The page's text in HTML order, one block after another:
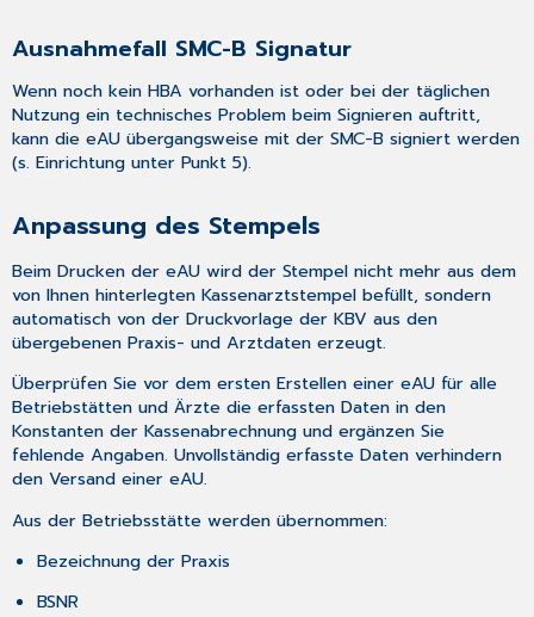
Ausnahmefall SMC-B Signatur
Wenn noch kein HBA vorhanden ist oder bei der täglichen
Nutzung ein technisches Problem beim Signieren auftritt,
kann die eAU übergangsweisemit der SMC-B signiert werden
(s. Einrichtung unter Punkt 5).
Anpassung des Stempels
Beim Drucken der eAU wird der Stempel nicht mehr aus dem
von Ihnen hinterlegtenKassenarztstempel befüllt, sondern
automatisch von der Druckvorlage der KBV aus den
übergebenen Praxis- und Arztdaten erzeugt.
Überprüfen Sie vor dem ersten Erstellen einer eAU für alle
Betriebstätten und Ärzte die erfassten Daten in den
Konstanten der Kassenabrechnung und ergänzen Sie
fehlende Angaben. Unvollständig erfasste Daten verhindern
den Versand einer eAU.
Aus der Betriebsstätte werden übernommen:
Bezeichnung der Praxis
BSNR